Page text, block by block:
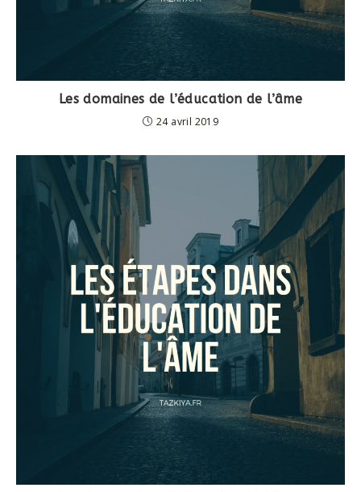
Les domaines de l’éducation de l’âme
24 avril 2019